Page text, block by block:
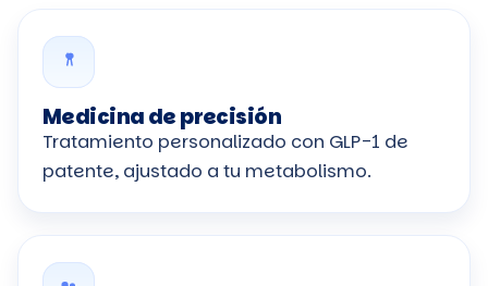
Medicina de precisión
Tratamiento personalizado con GLP-1 de
patente, ajustado a tu metabolismo.